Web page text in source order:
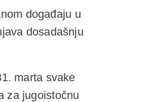
događaju u
dosadašnju
marta svake
za jugoistočnu